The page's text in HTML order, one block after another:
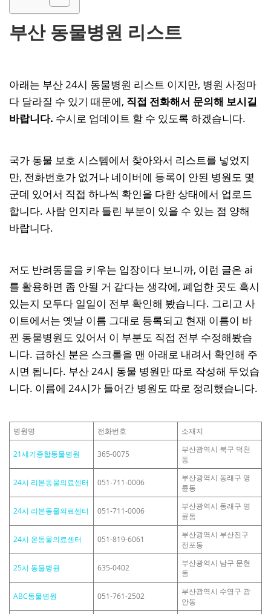
부산 동물병원 리스트
아래는 부산 24시 동물병원 리스트 이지만, 병원 사정마
다 달라질 수 있기 때문에, 직접 전화해서 문의해 보시길
바랍니다. 수시로 업데이트 할 수 있도록 하겠습니다.
국가 동물 보호 시스템에서 찾아와서 리스트를 넣었지
만, 전화번호가 없거나 네이버에 등록이 안된 병원도 몇
군데 있어서 직접 하나씩 확인을 다한 상태에서 업로드
합니다. 사람 인지라 틀린 부분이 있을 수 있는 점 양해
바랍니다.
저도 반려동물을 키우는 입장이다 보니까, 이런 글은 ai
를 활용하면 좀 안될 거 같다는 생각에, 폐업한 곳도 혹시
있는지 모두다 일일이 전부 확인해 봤습니다. 그리고 사
이트에서는 옛날 이름 그대로 등록되고 현재 이름이 바
뀐 동물병원도 있어서 이 부분도 직접 전부 수정해봤습
니다. 급하신 분은 스크롤을 맨 아래로 내려서 확인해 주
시면 됩니다. 부산 24시 동물 병원만 따로 작성해 두었습
니다. 이름에 24시가 들어간 병원도 따로 정리했습니다.
병원명 전화번호 소재지
21세기종합동물병원 365-0075
부산광역시 북구 덕천
동
24시 리본동물의료센터 051-711-0006
부산광역시 동래구 명
륜동
24시 리본동물의료센터 051-711-0006
부산광역시 동래구 명
륜동
24시 온동물의료센터 051-819-6061
부산광역시 부산진구
전포동
25시 동물병원 635-0402
부산광역시 남구 문현
동
ABC동물병원 051-761-2502
부산광역시 수영구 광
안동